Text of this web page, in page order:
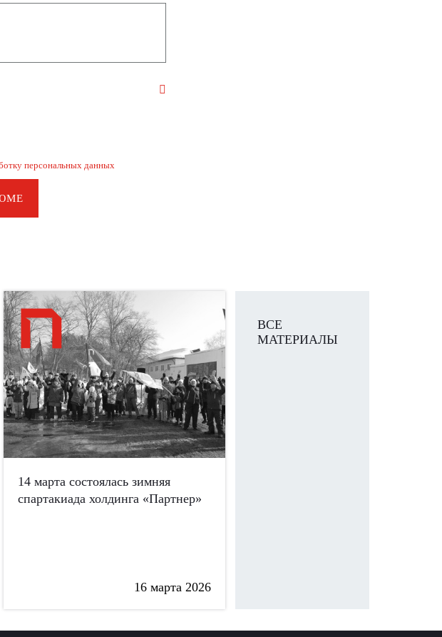
персональных данных
14 марта состоялась зимняя
спартакиада холдинга «Партнер»
16 марта 2026
ВСЕ
МАТЕРИАЛЫ